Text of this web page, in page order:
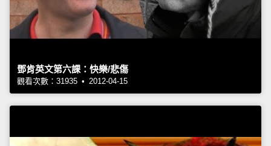
鄧肯英文第六課：快樂/悲傷
觀看次數：31935 • 2012-04-15